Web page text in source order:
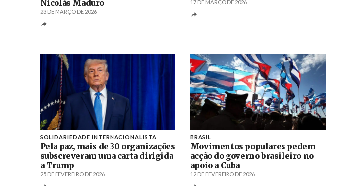
Nicolás Maduro
23 DE MARÇO DE 2026
17 DE MARÇO DE 2026
SOLIDARIEDADE INTERNACIONALISTA
Pela paz, mais de 30 organizações
subscreveram uma carta dirigida
a Trump
25 DE FEVEREIRO DE 2026
BRASIL
Movimentos populares pedem
acção do governo brasileiro no
apoio a Cuba
12 DE FEVEREIRO DE 2026